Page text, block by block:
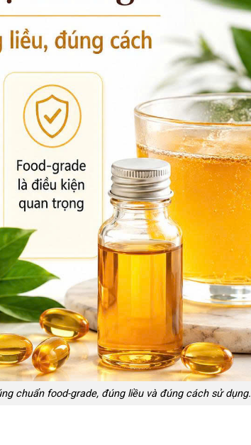
chuẩn food-grade, đúng liều và đúng cách sử dụng.